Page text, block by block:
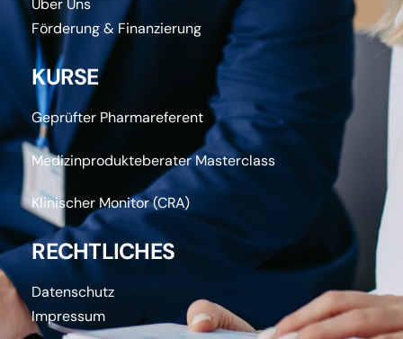
Über Uns
Förderung & Finanzierung
KURSE
Geprüfter Pharmareferent
Medizinprodukteberater Masterclass
Klinischer Monitor (CRA)
RECHTLICHES
Datenschutz
Impressum